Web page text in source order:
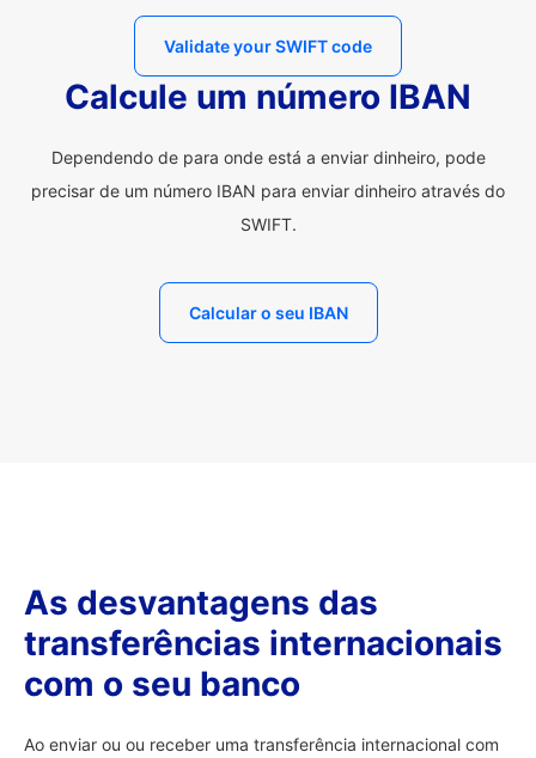
Validate your SWIFT code
Calcule um número IBAN
Dependendo de para onde está a enviar dinheiro, pode
precisar de um número IBAN para enviar dinheiro através do
SWIFT.
Calcular o seu IBAN
As desvantagens das
transferências internacionais
com o seu banco
Ao enviar ou ou receber uma transferência internacional com